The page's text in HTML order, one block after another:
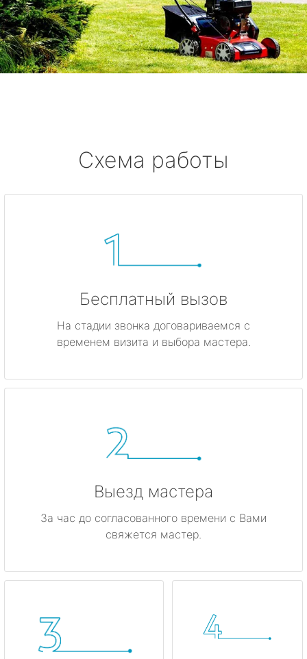
Схема работы
Бесплатный вызов
На стадии звонка договариваемся с
временем визита и выбора мастера.
Выезд мастера
За час до согласованного времени с Вами
свяжется мастер.